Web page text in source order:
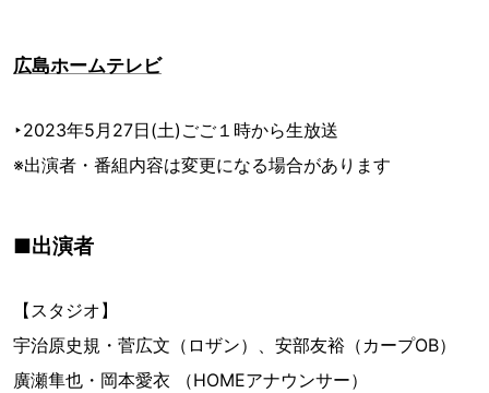
広島ホームテレビ
‣2023年5月27日(土)ごご１時から生放送
※出演者・番組内容は変更になる場合があります
■出演者
【スタジオ】
宇治原史規・菅広文（ロザン）、安部友裕（カープOB）
廣瀬隼也・岡本愛衣 （HOMEアナウンサー）